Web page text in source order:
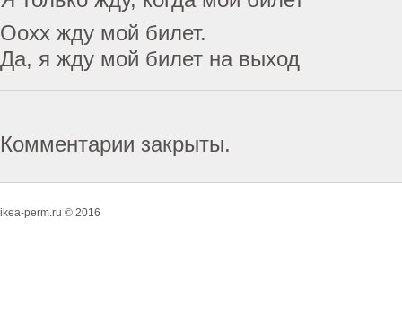
Оохх жду мой билет.
Да, я жду мой билет на выход
Комментарии закрыты.
ikea-perm.ru © 2016